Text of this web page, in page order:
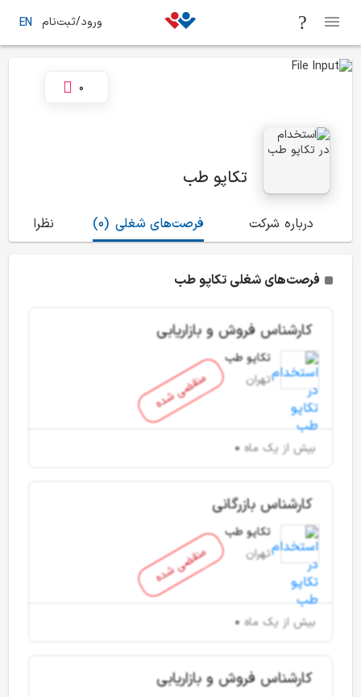
ورود/ثبت‌نام EN
تکاپو طب
0
درباره شرکت (0) فرصت‌های شغلی نظرات
فرصت‌های شغلی تکاپو طب
منقضی شده
کارشناس فروش و بازاریابی
تکاپو طب
تهران
بیش از یک ماه
منقضی شده
کارشناس بازرگانی
تکاپو طب
تهران
بیش از یک ماه
کارشناس فروش و بازاریابی